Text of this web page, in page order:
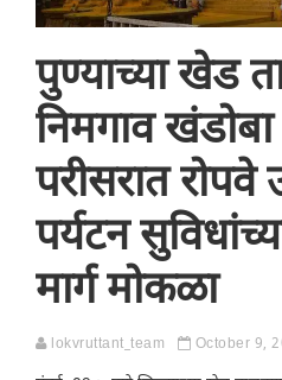
पुण्याच्या खेड
निमगाव
परीसरात
पर्यटन
मार्ग मोकळा
lokvruttant_team October 9,